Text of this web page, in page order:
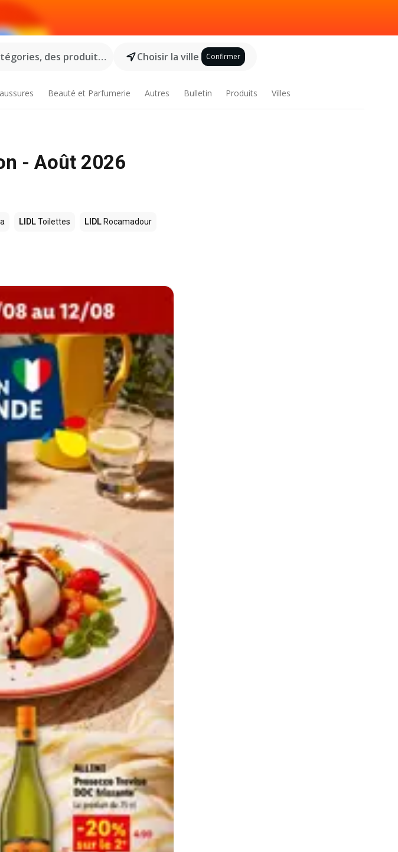
des produits...
Choisir la ville Confirmer
Beauté et Parfumerie Autres Bulletin Produits Villes
- Août 2026
LIDLToilettes LIDL Rocamadour